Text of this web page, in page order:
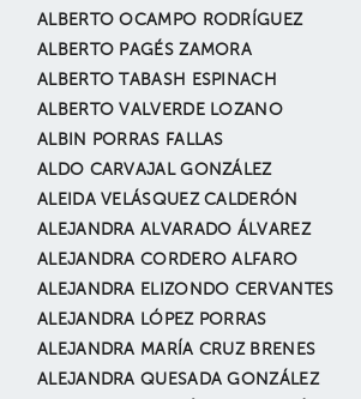
ALBERTO OCAMPO RODRÍGUEZ
ALBERTO PAGÉS ZAMORA
ALBERTO TABASH ESPINACH
ALBERTO VALVERDE LOZANO
ALBIN PORRAS FALLAS
ALDO CARVAJAL GONZÁLEZ
ALEIDA VELÁSQUEZ CALDERÓN
ALEJANDRA ALVARADO ÁLVAREZ
ALEJANDRA CORDERO ALFARO
ALEJANDRA ELIZONDO CERVANTES
ALEJANDRA LÓPEZ PORRAS
ALEJANDRA MARÍA CRUZ BRENES
ALEJANDRA QUESADA GONZÁLEZ